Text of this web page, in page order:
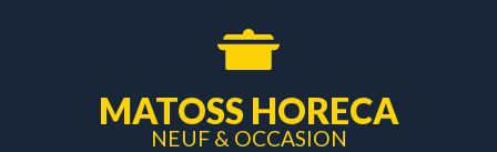
MATOSS HORECA
NEUF & OCCASION